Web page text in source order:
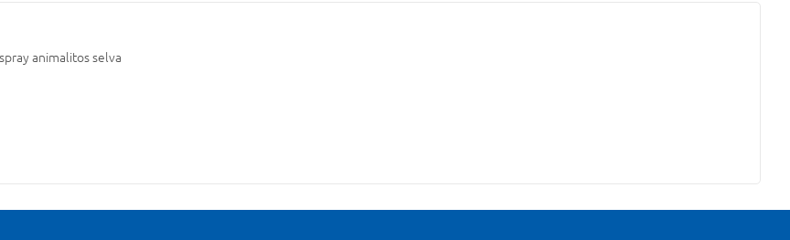
animalitos selva